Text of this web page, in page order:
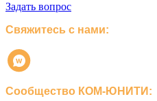
Задать вопрос
Свяжитесь с нами:
Сообщество КОМ-ЮНИТИ: